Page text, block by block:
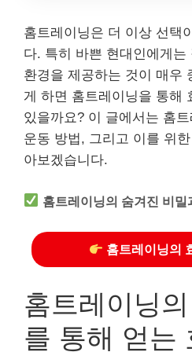
홈트레이닝은 더 이상 선택
다. 특히 바쁜 현대인에게
환경을 제공하는 것이 매우
게 하면 홈트레이닝을 통해
있을까요? 이 글에서는 홈
운동 방법, 그리고 이를 위
아보겠습니다.
홈트레이닝의 숨겨진 비밀
홈트레이닝의
홈트레이닝
를 통해 얻는